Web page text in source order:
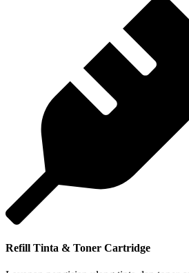
Refill Tinta & Toner Cartridge